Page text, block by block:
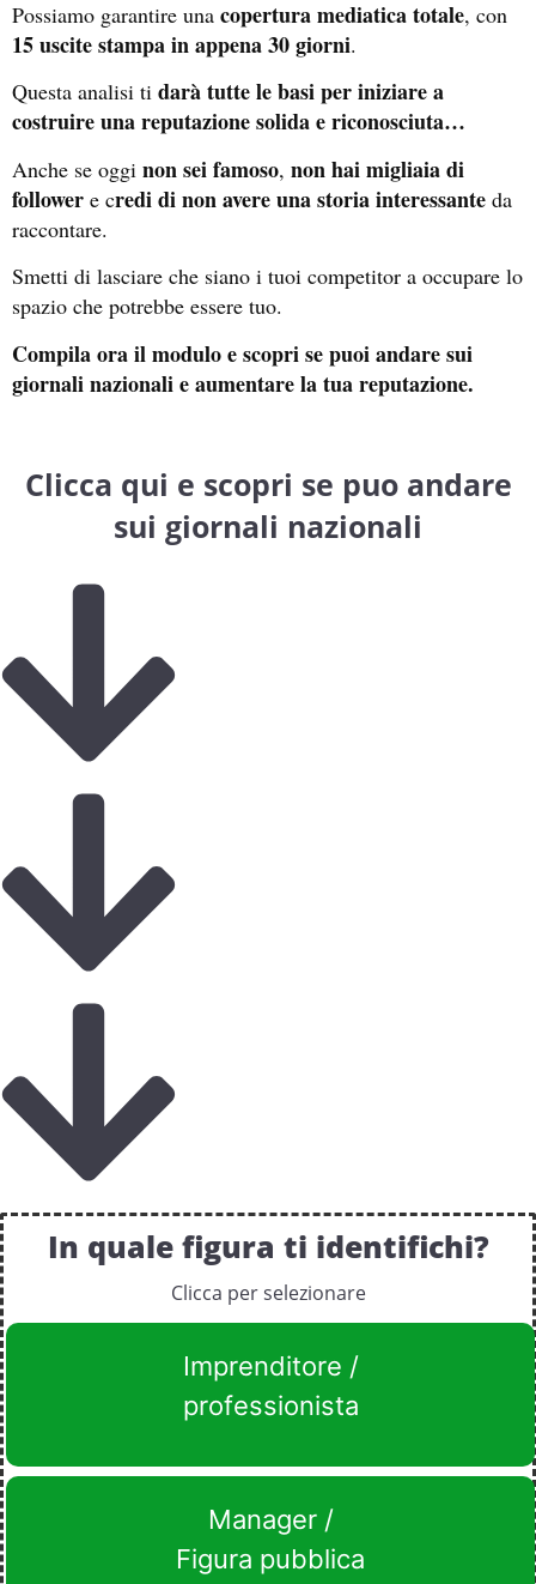
Possiamo garantire una copertura mediatica totale, con
15 uscite stampa in appena 30 giorni.
Questa analisi ti darà tutte le basi per iniziare a
costruire una reputazione solida e riconosciuta…
Anche se oggi non sei famoso, non hai migliaia di
follower e credi di non avere una storia interessante da
raccontare.
Smetti di lasciare che siano i tuoi competitor a occupare lo
spazio che potrebbe essere tuo.
Compila ora il modulo e scopri se puoi andare sui
giornali nazionali e aumentare la tua reputazione.
Clicca qui e scopri se puo andare
sui giornali nazionali
In quale figura ti identifichi?
Clicca per selezionare
Imprenditore /
professionista
Manager /
Figura pubblica